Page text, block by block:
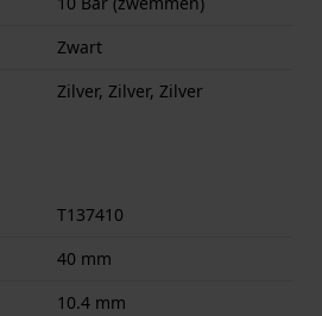
Zwart
Zilver, Zilver, Zilver
T137410
40 mm
10.4 mm